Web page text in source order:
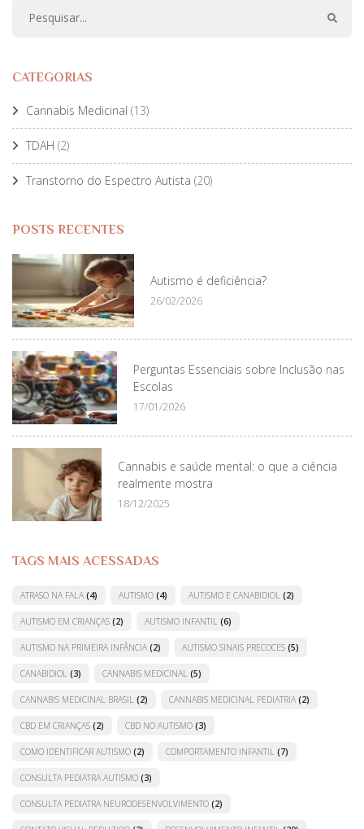
CATEGORIAS
Cannabis Medicinal (13)
TDAH (2)
Transtorno do Espectro Autista (20)
POSTS RECENTES
Autismo é deficiência?
26/02/2026
Perguntas Essenciais sobre Inclusão nas
Escolas
17/01/2026
Cannabis e saúde mental: o que a ciência
realmente mostra
18/12/2025
TAGS MAIS ACESSADAS
ATRASO NA FALA (4) AUTISMO (4) AUTISMO E CANABIDIOL (2)
AUTISMO EM CRIANÇAS (2) AUTISMO INFANTIL (6)
AUTISMO NA PRIMEIRA INFÂNCIA (2) AUTISMO SINAIS PRECOCES (5)
CANABIDIOL (3) CANNABIS MEDICINAL (5)
CANNABIS MEDICINAL BRASIL (2) CANNABIS MEDICINAL PEDIATRIA (2)
CBD EM CRIANÇAS (2) CBD NO AUTISMO (3)
COMO IDENTIFICAR AUTISMO (2) COMPORTAMENTO INFANTIL (7)
CONSULTA PEDIATRA AUTISMO (3)
CONSULTA PEDIATRA NEURODESENVOLVIMENTO (2)